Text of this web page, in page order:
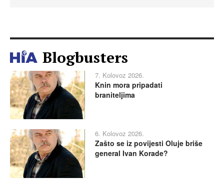
Blogbusters
7. Kolovoz 2026.
Knin mora pripadati
braniteljima
6. Kolovoz 2026.
Zašto se iz povijesti Oluje briše
general Ivan Korade?